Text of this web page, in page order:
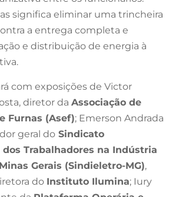
significa eliminar uma trincheira
a entrega completa e
e distribuição de energia à
com exposições de Victor
diretor da Associação de
Furnas (Asef); Emerson Andrada
geral do Sindicato
Trabalhadores na Indústria
Gerais (Sindieletro-MG),
do Instituto Ilumina; Iury